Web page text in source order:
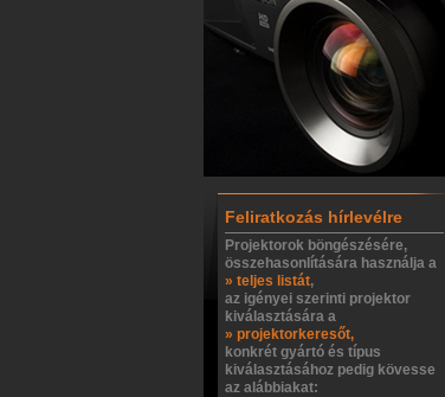
Feliratkozás hírlevélre
Projektorok böngészésére,
összehasonlítására használja a
» teljes listát,
az igényei szerinti projektor
kiválasztására a
» projektorkeresőt,
konkrét gyártó és típus
kiválasztásához pedig kövesse
az alábbiakat: